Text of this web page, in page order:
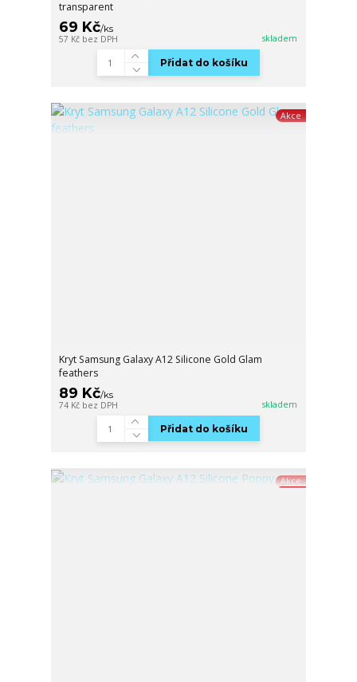
transparent
69 Kč/ks
57 Kč bez DPH skladem
Přidat do košíku
Akce
Kryt Samsung Galaxy A12 Silicone Gold Glam
feathers
89 Kč/ks
74 Kč bez DPH skladem
Přidat do košíku
Akce